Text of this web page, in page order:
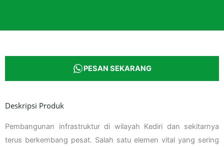
PESAN SEKARANG
Deskripsi Produk
Pembangunan infrastruktur di wilayah Kediri dan sekitarnya
terus berkembang pesat. Salah satu elemen vital yang sering